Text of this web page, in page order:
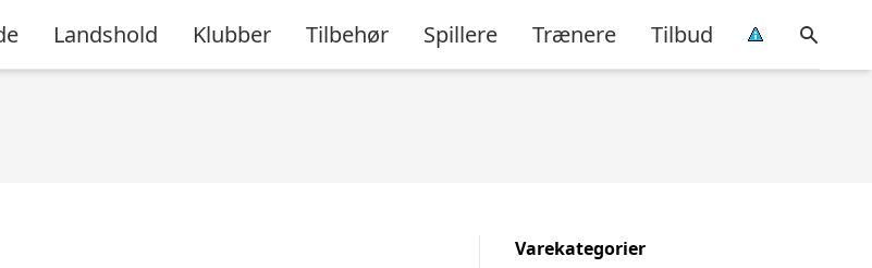
Landshold Klubber Tilbehør Spillere Trænere Tilbud
Varekategorier